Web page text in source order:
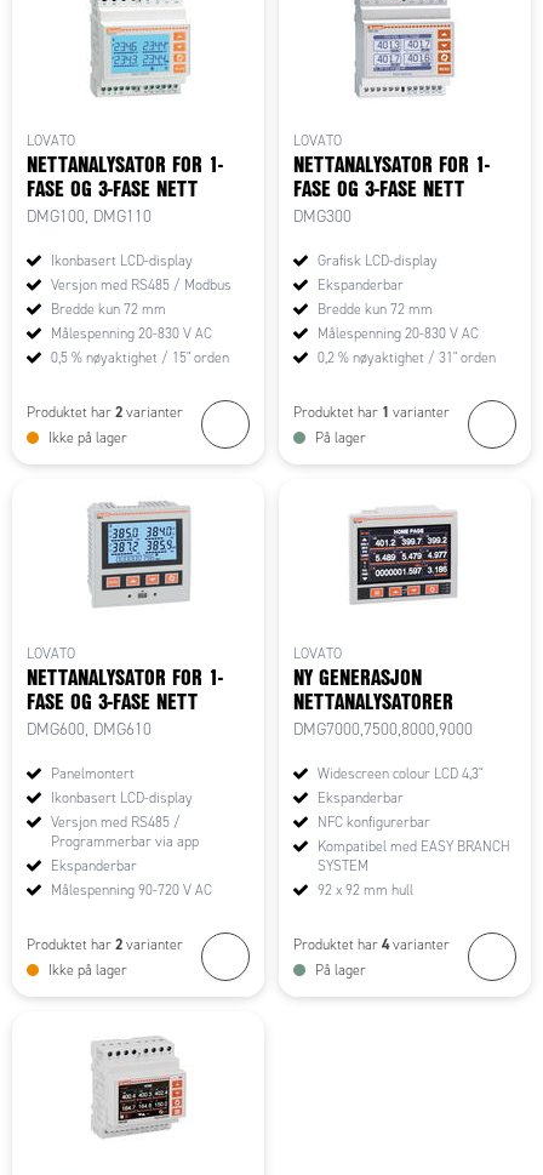
LOVATO
NETTANALYSATOR FOR 1-
FASE OG 3-FASE NETT
DMG100, DMG110
Ikonbasert LCD-display
Versjon med RS485 / Modbus
Bredde kun 72 mm
Målespenning 20-830 V AC
0,5 % nøyaktighet / 15" orden
Produktet har 2 varianter
Ikke på lager
LOVATO
NETTANALYSATOR FOR 1-
FASE OG 3-FASE NETT
DMG300
Grafisk LCD-display
Ekspanderbar
Bredde kun 72 mm
Målespenning 20-830 V AC
0,2 % nøyaktighet / 31" orden
Produktet har 1 varianter
På lager
LOVATO
NETTANALYSATOR FOR 1-
FASE OG 3-FASE NETT
DMG600, DMG610
Panelmontert
Ikonbasert LCD-display
Versjon med RS485 /
Programmerbar via app
Ekspanderbar
Målespenning 90-720 V AC
Produktet har 2 varianter
Ikke på lager
LOVATO
NY GENERASJON
NETTANALYSATORER
DMG7000,7500,8000,9000
Widescreen colour LCD 4,3"
Ekspanderbar
NFC konfigurerbar
Kompatibel med EASY BRANCH
SYSTEM
92 x 92 mm hull
Produktet har 4varianter
På lager